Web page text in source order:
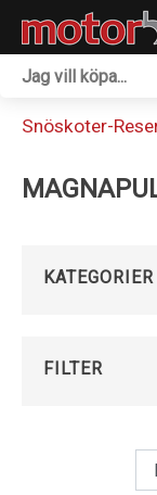
Snöskoter-
KATEGORIER
FILTER